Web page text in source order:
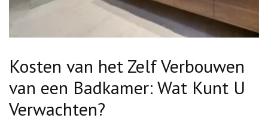
Kosten van het Zelf Verbouwen
van een Badkamer: Wat Kunt U
Verwachten?